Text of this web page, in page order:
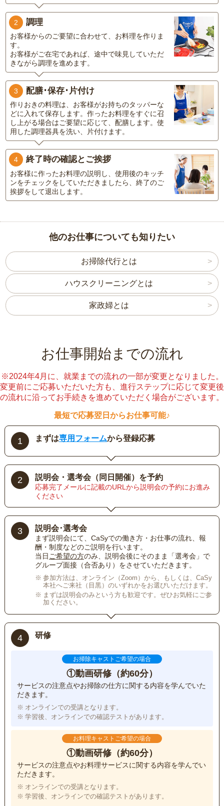
2 調理
お客様からのご要望に合わせて、お料理を作りま
す。
お客様がご在宅であれば、途中で味見していただ
きながら調理を進めます。
3 配膳･保存･片付け
作りおきの料理は、お客様がお持ちのタッパーな
どに入れて保存します。作ったお料理をすぐに召
し上がる場合はご要望に応じて、配膳します。使
用した調理器具を洗い、片付けます。
4 終了時の確認とご挨拶
お客様に作ったお料理の説明し、使用後のキッチ
ンをチェックをしていただきましたら、終了のご
挨拶をして退出します。
他のお仕事についても知りたい
お掃除代行とは
ハウスクリーニングとは
家政婦とは
お仕事開始までの流れ
※2024年4月に、就業までの流れの一部が変更となりました。
変更前にご応募いただいた方も、進行ステップに応じて変更後
の流れに沿ってお手続きを進めていただく場合がございます。
最短で応募翌日からお仕事可能♪
1 まずは専用フォームから登録応募
2 説明会・選考会（同日開催）を予約
応募完了メールに記載のURLから説明会の予約にお進み
ください
3 説明会･選考会
まず説明会にて、CaSyでの働き方・お仕事の流れ、報
酬・制度などのご説明を行います。
当日ご希望の方のみ、説明会後にそのまま「選考会」で
グループ面接（合否あり）をさせていただきます。
参加方法は、オンライン（Zoom）から、もしくは、CaSy
本社へご来社（目黒）のいずれかをお選びいただけます。
まずは説明会のみという方も歓迎です。ぜひお気軽にご参
加ください。
4 研修
お掃除キャストご希望の場合
①動画研修（約60分）
サービスの注意点やお掃除の仕方に関する内容を学んでいた
だきます。
オンラインでの受講となります。
学習後、オンラインでの確認テストがあります。
お料理キャストご希望の場合
①動画研修（約60分）
サービスの注意点やお料理サービスに関する内容を学んでい
ただきます。
オンラインでの受講となります。
学習後、オンラインでの確認テストがあります。